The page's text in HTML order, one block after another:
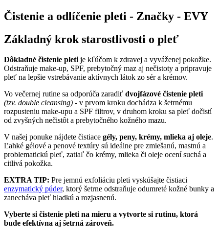
Čistenie a odlíčenie pleti - Značky - EVY
Základný krok starostlivosti o pleť
Dôkladné čistenie pletije kľúčom k zdravej a vyváženej pokožke.
Odstraňuje make-up, SPF, prebytočný maz aj nečistoty a pripravuje
pleť na lepšie vstrebávanie aktívnych látok zo sér a krémov.
Vo večernej rutine sa odporúča zaradiť dvojfázové čistenie pleti
(tzv. double cleansing) - v prvom kroku dochádza k šetrnému
rozpusteniu make-upu a SPF filtrov, v druhom kroku sa pleť dočistí
od zvyšných nečistôt a prebytočného kožného mazu.
V našej ponuke nájdete čistiace gély, peny, krémy, mlieka aj oleje.
Ľahké gélové a penové textúry sú ideálne pre zmiešanú, mastnú a
problematickú pleť, zatiaľ čo krémy, mlieka či oleje ocení suchá a
citlivá pokožka.
EXTRA TIP: Pre jemnú exfoliáciu pleti vyskúšajte čistiaci
enzymatický púder, ktorý šetrne odstraňuje odumreté kožné bunky a
zanecháva pleť hladkú a rozjasnenú.
Vyberte si čistenie pleti na mieru a vytvorte si rutinu, ktorá
bude efektívna aj šetrná zároveň.